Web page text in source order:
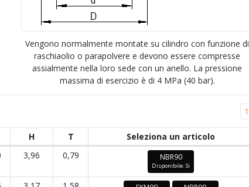
Vengono normalmente montate su cilindro con funzione di
raschiaolio o parapolvere e devono essere compresse
assialmente nella loro sede con un anello. La pressione
massima di esercizio è di 4 MPa (40 bar).
1
H T
Seleziona un articolo
3,96 0,79 NBR90
Disponibile: Sì